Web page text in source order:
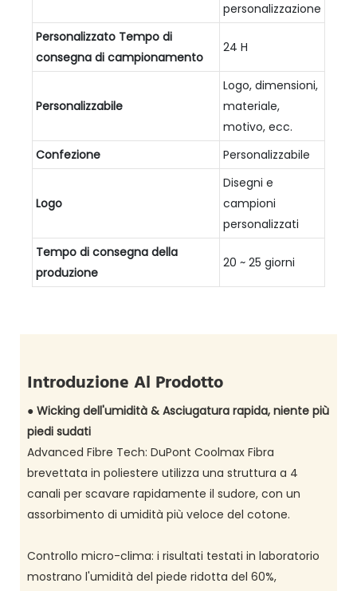
personalizzazione
Personalizzato Tempo di
consegna di campionamento
24 H
Personalizzabile
Logo, dimensioni,
materiale,
motivo, ecc.
Confezione
Personalizzabile
Logo
Disegni e
campioni
personalizzati
Tempo di consegna della
produzione
20 ~ 25 giorni
Introduzione Al Prodotto
● Wicking dell'umidità & Asciugatura rapida, niente più
piedi sudati
Advanced Fibre Tech: DuPont Coolmax Fibra
brevettata in poliestere utilizza una struttura a 4
canali per scavare rapidamente il sudore, con un
assorbimento di umidità più veloce del cotone.
Controllo micro-clima: i risultati testati in laboratorio
mostrano l'umidità del piede ridotta del 60%,